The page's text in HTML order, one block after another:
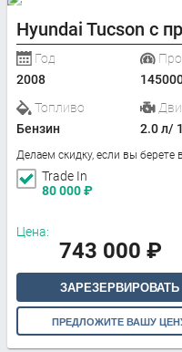
Hyundai Tucson с
Год
2008
Топливо
Бензин
2.0 л/
Делаем скидку, если вы берете
Trade In
80 000₽
Цена:
743 000 ₽
ЗАРЕЗЕРВИРОВАТЬ
ПРЕДЛОЖИТЕ ВАШУ